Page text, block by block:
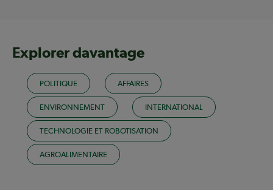
Explorer davantage
POLITIQUE AFFAIRES
ENVIRONNEMENT INTERNATIONAL
TECHNOLOGIE ET ROBOTISATION
AGROALIMENTAIRE